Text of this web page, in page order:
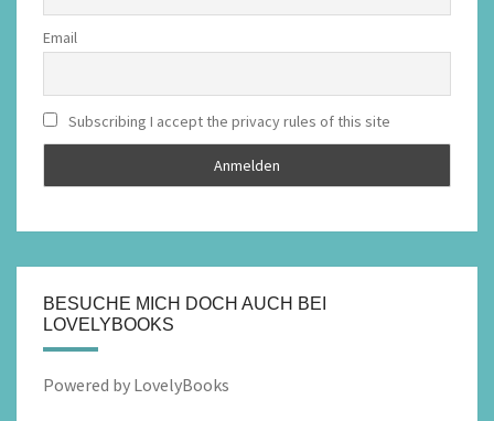
Email
Subscribing I accept the privacy rules of this site
BESUCHE MICH DOCH AUCH BEI
LOVELYBOOKS
Powered by LovelyBooks